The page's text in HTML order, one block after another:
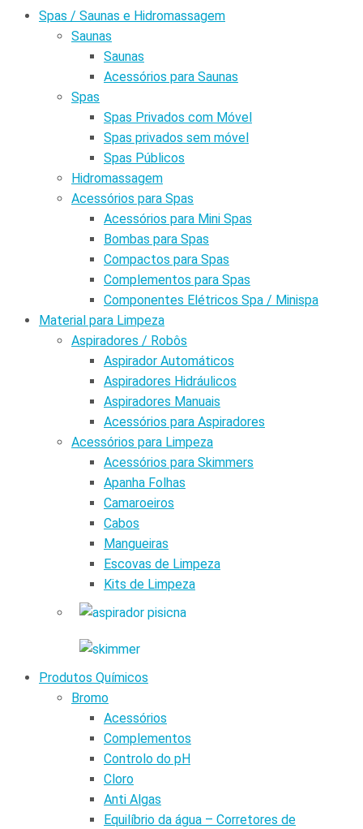
Spas / Saunas e Hidromassagem
Saunas
Saunas
Acessórios para Saunas
Spas
Spas Privados com Móvel
Spas privados sem móvel
Spas Públicos
Hidromassagem
Acessórios para Spas
Acessórios para Mini Spas
Bombas para Spas
Compactos para Spas
Complementos para Spas
Componentes Elétricos Spa / Minispa
Material para Limpeza
Aspiradores / Robôs
Aspirador Automáticos
Aspiradores Hidráulicos
Aspiradores Manuais
Acessórios para Aspiradores
Acessórios para Limpeza
Acessórios para Skimmers
Apanha Folhas
Camaroeiros
Cabos
Mangueiras
Escovas de Limpeza
Kits de Limpeza
Produtos Químicos
Bromo
Acessórios
Complementos
Controlo do pH
Cloro
Anti Algas
Equilíbrio da água – Corretores de